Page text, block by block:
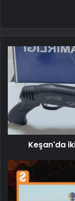
Keşan'da